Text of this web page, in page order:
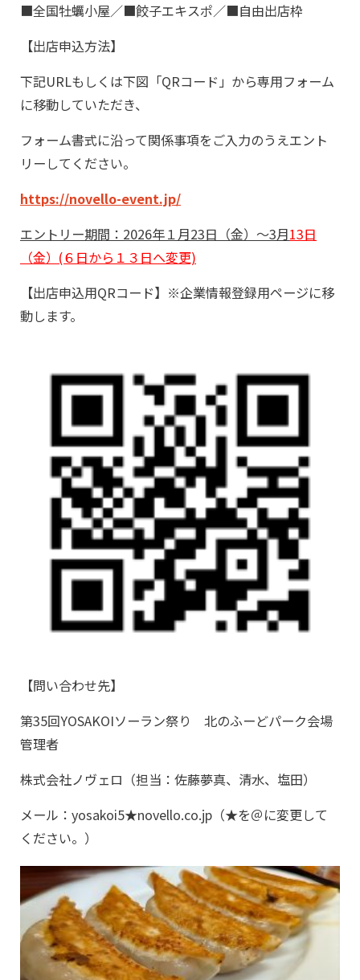
■全国牡蠣小屋／■餃子エキスポ／■自由出店枠
【出店申込方法】
下記URLもしくは下図「QRコード」から専用フォーム
に移動していただき、
フォーム書式に沿って関係事項をご入力のうえエント
リーしてください。
https://novello-event.jp/
エントリー期間： 2026年１月23日（金）～3月13日
（金）(６日から１３日へ変更)
【出店申込用QRコード】※企業情報登録用ページに移
動します。
【問い合わせ先】
第35回YOSAKOIソーラン祭り 北のふーどパーク会場
管理者
株式会社ノヴェロ（担当：佐藤夢真、清水、塩田）
メール：yosakoi5★novello.co.jp（★を＠に変更して
ください。）